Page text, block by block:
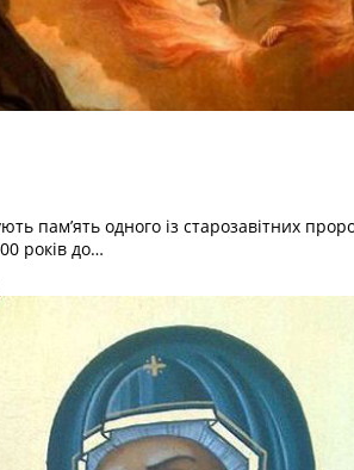
пам’ять одного із старозавітних
років до…